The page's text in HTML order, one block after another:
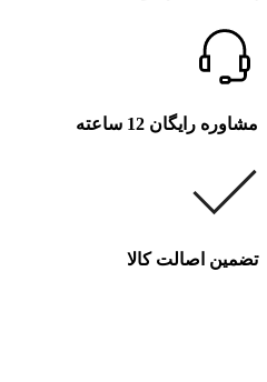
مشاوره رایگان 12 ساعته
تضمین اصالت کالا